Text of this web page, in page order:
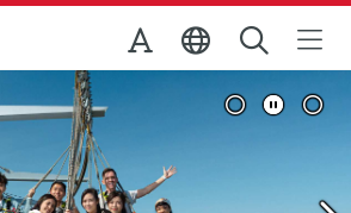
遊局
查看原圖